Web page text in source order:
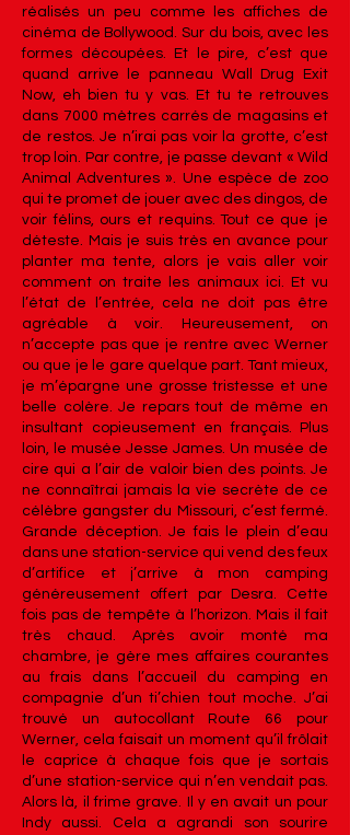
réalisés un peu comme les affiches de
cinéma de Bollywood. Sur du bois, avec les
formes découpées. Et le pire, c’est que
quand arrive le panneau Wall Drug Exit
Now, eh bien tu y vas. Et tu te retrouves
dans 7000 mètres carrés de magasins et
de restos. Je n’irai pas voir la grotte, c’est
trop loin. Par contre, je passe devant « Wild
Animal Adventures ». Une espèce de zoo
qui te promet de jouer avec des dingos, de
voir félins, ours et requins. Tout ce que je
déteste. Mais je suis très en avance pour
planter ma tente, alors je vais aller voir
comment on traite les animaux ici. Et vu
l’état de l’entrée, cela ne doit pas être
agréable à voir. Heureusement, on
n’accepte pas que je rentre avec Werner
ou que je le gare quelque part. Tant mieux,
je m’épargne une grosse tristesse et une
belle colère. Je repars tout de même en
insultant copieusement en français. Plus
loin, le musée Jesse James. Un musée de
cire qui a l’air de valoir bien des points. Je
ne connaîtrai jamais la vie secrète de ce
célèbre gangster du Missouri, c’est fermé.
Grande déception. Je fais le plein d’eau
dans une station-service qui vend des feux
d’artifice et j’arrive à mon camping
généreusement offert par Desra. Cette
fois pas de tempête à l’horizon. Mais il fait
très chaud. Après avoir monté ma
chambre, je gère mes affaires courantes
au frais dans l’accueil du camping en
compagnie d’un ti’chien tout moche. J’ai
trouvé un autocollant Route 66 pour
Werner, cela faisait un moment qu’il frôlait
le caprice à chaque fois que je sortais
d’une station-service qui n’en vendait pas.
Alors là, il frime grave. Il y en avait un pour
Indy aussi. Cela a agrandi son sourire